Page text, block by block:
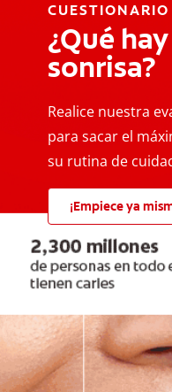
¿Qué
sonrisa?
Realice nuestra
para sacar el
su rutina de
¡Empiece ya